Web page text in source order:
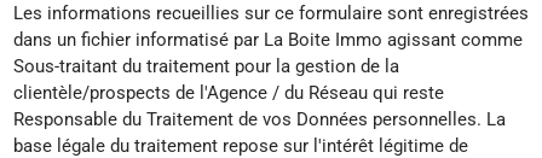
Les informations recueillies sur ce formulaire sont enregistrées
dans un fichier informatisé par La Boite Immo agissant comme
Sous-traitant du traitement pour la gestion de la
clientèle/prospects de l'Agence / du Réseau qui reste
Responsable du Traitement de vos Données personnelles. La
base légale du traitement repose sur l'intérêt légitime de